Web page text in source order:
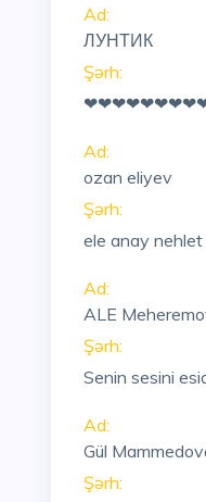
Ad:
ЛУНТИК
Şərh:
Ad:
ozan eliyev
Şərh:
ele anay nehlet
Ad:
ALE
Şərh:
Senin sesini
Ad:
Gül
Şərh: